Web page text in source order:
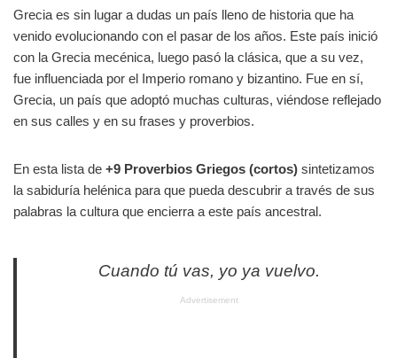
Grecia es sin lugar a dudas un país lleno de historia que ha
venido evolucionando con el pasar de los años. Este país inició
con la Grecia mecénica, luego pasó la clásica, que a su vez,
fue influenciada por el Imperio romano y bizantino. Fue en sí,
Grecia, un país que adoptó muchas culturas, viéndose reflejado
en sus calles y en su frases y proverbios.
En esta lista de +9 Proverbios Griegos (cortos) sintetizamos
la sabiduría helénica para que pueda descubrir a través de sus
palabras la cultura que encierra a este país ancestral.
Cuando tú vas, yo ya vuelvo.
Advertisement